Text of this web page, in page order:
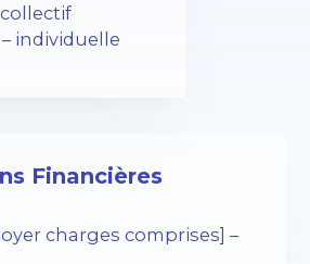
individuelle
Financières
charges comprises] –